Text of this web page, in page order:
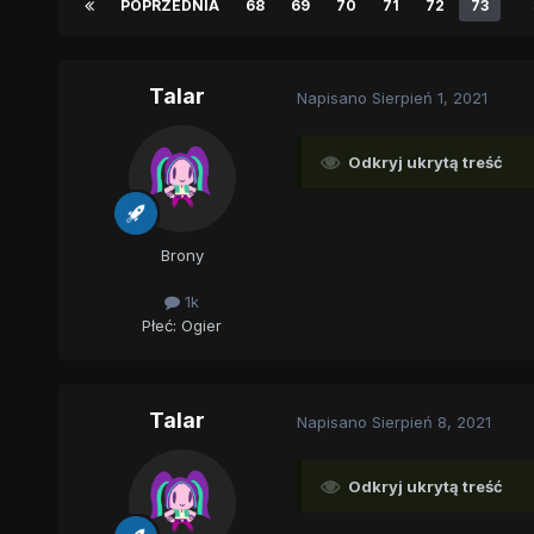
POPRZEDNIA 68 69 70 71 72 73
Talar
Brony
1k
Płeć: Ogier
Napisano Sierpień 1, 2021
Odkryj ukrytą treść
Talar Napisano Sierpień 8, 2021
Odkryj ukrytą treść